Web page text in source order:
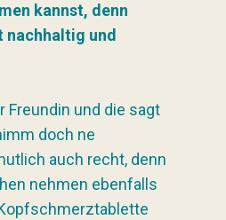
kannst, denn
nachhaltig und
und die sagt
doch ne
auch recht, denn
nehmen ebenfalls